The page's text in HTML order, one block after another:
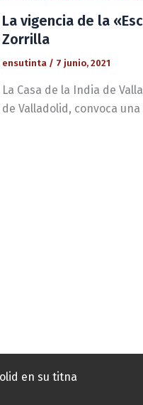
La vigencia de la
Zorrilla
ensutinta / 7 junio, 2021
La Casa de la India de
de Valladolid, convoca
en su titna